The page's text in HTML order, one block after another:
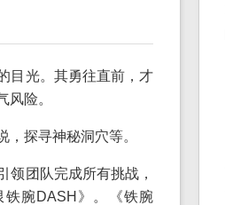
目光。其勇往直前，才
险。
探寻神秘洞穴等。
领团队完成所有挑战，
腕DASH》。《铁腕